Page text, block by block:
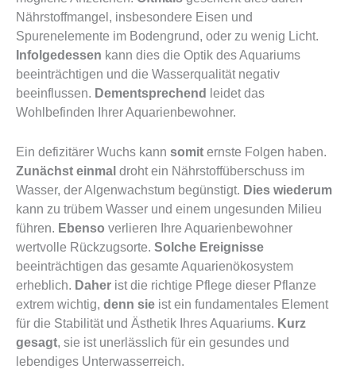
Nährstoffmangel, insbesondere Eisen und
Spurenelemente im Bodengrund, oder zu wenig Licht.
Infolgedessen kann dies die Optik des Aquariums
beeinträchtigen und die Wasserqualität negativ
beeinflussen. Dementsprechend
leidet das
Wohlbefinden Ihrer Aquarienbewohner.
Ein defizitärer Wuchs kann somit ernste Folgen haben.
Zunächst einmal droht ein Nährstoffüberschuss im
Wasser, der Algenwachstum begünstigt. Dies wiederum
kann zu trübem Wasser und einem ungesunden Milieu
führen. Ebenso verlieren Ihre Aquarienbewohner
wertvolle Rückzugsorte. Solche Ereignisse
beeinträchtigen das gesamte Aquarienökosystem
erheblich. Daher ist die richtige Pflege dieser Pflanze
extrem wichtig, denn sie ist ein fundamentales Element
für die Stabilität und Ästhetik Ihres Aquariums. Kurz
gesagt, sie ist unerlässlich für ein gesundes und
lebendiges Unterwasserreich.